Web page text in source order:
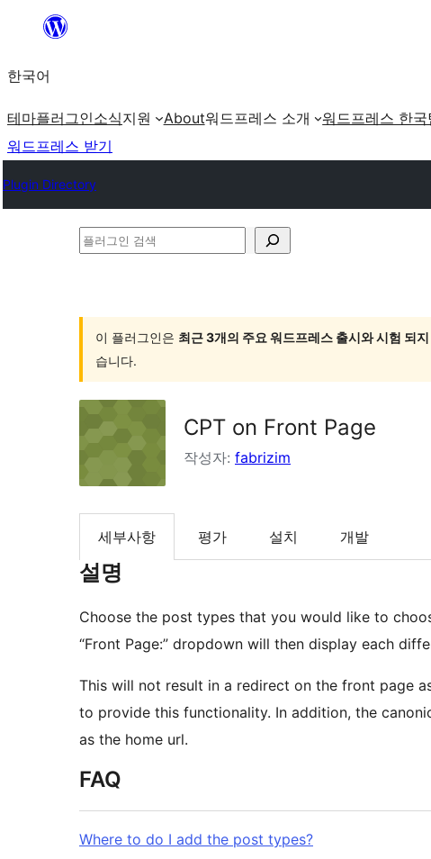
츠
로
로
가
한국어
테마플러그인소식지원 About워드프레스 소개 워드프레스 한국
워드프레스 받기
Plugin Directory
플
인
이 플러그인은 최근 3개의 주요 워드프레스 출시와 시험 되
습니다.
CPT on Front Page
작성자: fabrizim
세부사항 평가 설치 개발
설명
Choose the post types that you would like to
“Front Page:” dropdown will then display each
This will not result in a redirect on the front page
to provide this functionality. In addition, the
as the home url.
FAQ
Where to do I add the post types?